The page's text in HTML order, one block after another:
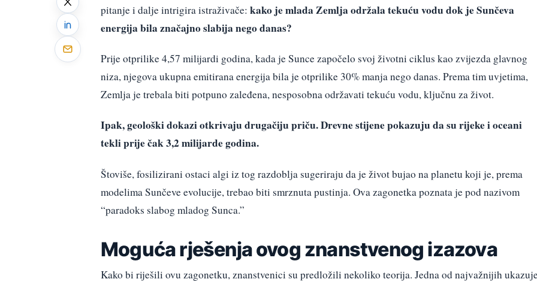
pitanje i dalje intrigira istraživače: kako je mlada Zemlja održala tekuću vodu dok je Sunčeva
energija bila značajno slabija nego danas?
Prije otprilike 4,57 milijardi godina, kada je Sunce započelo svoj životni ciklus kao zvijezda glavnog
niza, njegova ukupna emitirana energija bila je otprilike 30% manja nego danas. Prema tim uvjetima,
Zemlja je trebala biti potpuno zaleđena, nesposobna održavati tekuću vodu, ključnu za život.
Ipak, geološki dokazi otkrivaju drugačiju priču. Drevne stijene pokazuju da su rijeke i oceani
tekli prije čak 3,2 milijarde godina.
Štoviše, fosilizirani ostaci algi iz tog razdoblja sugeriraju da je život bujao na planetu koji je, prema
modelima Sunčeve evolucije, trebao biti smrznuta pustinja. Ova zagonetka poznata je pod nazivom
“paradoks slabog mladog Sunca.”
Moguća rješenja ovog znanstvenog izazova
Kako bi riješili ovu zagonetku, znanstvenici su predložili nekoliko teorija. Jedna od najvažnijih